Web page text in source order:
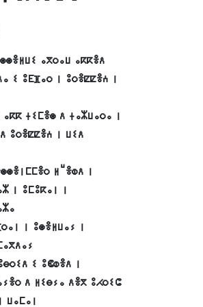
ⴰⴳⵔⴰⵡ ⴰⴽⴽⴻⴷ
ⵉ ⵓⴹⴼⴰⵔ ⵏ ⵓⵔⴻⵇⵇⴻⵄ ⵏ
ⵜⵉⵎⴻⵙ ⴷ ⵜⴰⵣⵡⴰⵔⴰ ⵏ
ⵓⵔⴻⵇⵇⴻⵄ ⵏ ⵡⵉⴷ
ⵍⵯⴻⵀⴷ ⵏ
ⵏ ⵓⵎⵓⴽⴰⵏ ⵏ
ⵏ ⵓⵙⴻⵍⵡⴰⵢ ⵏ
ⵉ ⵓⵞⵀⴻⴷ ⵏ
ⴷ ⵍⵉⴱⵢⴰ ⴷⴻⴳ ⵓⵃⵔⵉⵛ
ⵡⴰⵎⴰⵏ